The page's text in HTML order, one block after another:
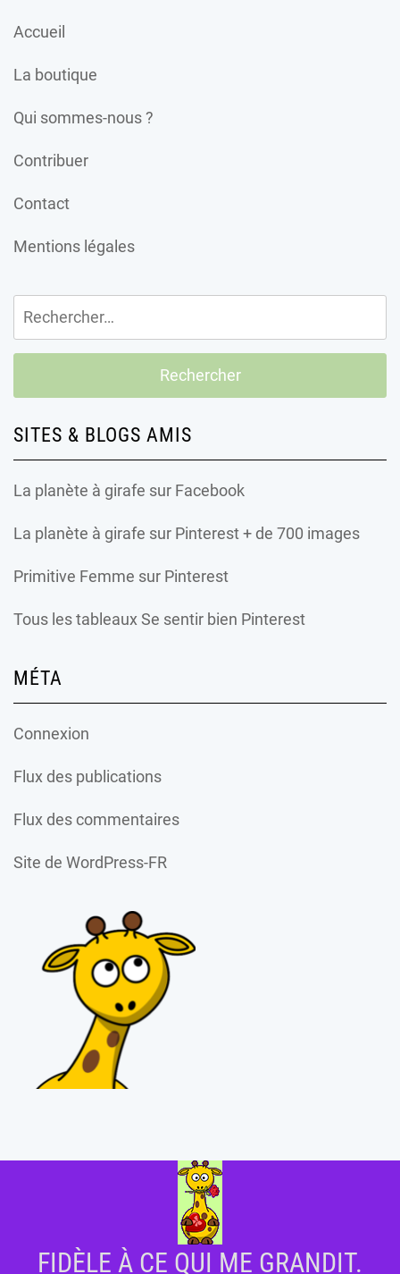
Accueil
La boutique
Qui sommes-nous ?
Contribuer
Contact
Mentions légales
Rechercher :
SITES & BLOGS AMIS
La planète à girafe sur Facebook
La planète à girafe sur Pinterest + de 700 images
Primitive Femme sur Pinterest
Tous les tableaux Se sentir bien Pinterest
MÉTA
Connexion
Flux des publications
Flux des commentaires
Site de WordPress-FR
FIDÈLE À CE QUI ME GRANDIT.